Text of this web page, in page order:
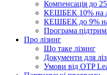
Компенсація до
КЕШБЕК 10% на
КЕШБЕК до 9% на
Програма
Про лізинг
Що таке лізинг
Документи для
Умови від OTP